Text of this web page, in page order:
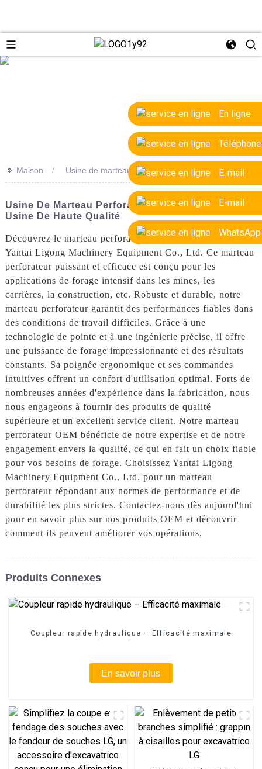
En ligne
Téléphone
E-mail
E-mail
WhatsApp
>> Maison Usine de marteau perforateur OEM
Usine De Marteau Perforateur OEM - Fabricant Et
Usine De Haute Qualité
Découvrez le marteau perforateur OEM de haute qualité de
Yantai Ligong Machinery Equipment Co., Ltd. Ce marteau
perforateur puissant et efficace est conçu pour les
applications de forage intensif dans les mines, les
carrières, la construction, etc. Robuste et durable, notre
marteau perforateur garantit des performances fiables dans
des conditions de travail difficiles. Grâce à une
technologie de pointe et à une ingénierie précise, il offre
une puissance de forage impressionnante et des résultats
constants. Sa poignée ergonomique et ses commandes
intuitives offrent un confort d'utilisation optimal. Forts de
nombreuses années d'expérience dans la fabrication, nous
nous engageons à fournir des produits de qualité
supérieure et un excellent service client. Notre marteau
perforateur OEM bénéficie de notre expertise et de notre
engagement envers la qualité, ce qui en fait un choix fiable
pour vos besoins de forage. Choisissez Yantai Ligong
Machinery Equipment Co., Ltd. pour un marteau
perforateur répondant aux normes de performance et de
durabilité les plus strictes. Contactez-nous dès aujourd'hui
pour en savoir plus sur nos produits OEM et découvrir
comment ils peuvent améliorer vos opérations.
Produits Connexes
Coupleur rapide hydraulique – Efficacité maximale
En savoir plus